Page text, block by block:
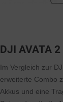
DJI AVATA 2
Im Vergleich zur
erweiterte Combo
Akkus und eine